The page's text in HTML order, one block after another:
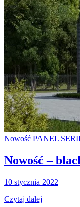
Nowość PANEL
Nowość –
10 stycznia 2022
Czytaj dalej